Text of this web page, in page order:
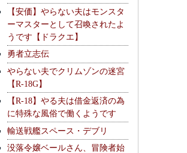
【安価】やらない夫はモンスタ
ーマスターとして召喚されたよ
うです【ドラクエ】
勇者立志伝
やらない夫でクリムゾンの迷宮
【R-18G】
【R-18】やる夫は借金返済の為
に特殊な風俗で働くようです
輸送戦艦スペース・デブリ
没落令嬢ベールさん、冒険者始